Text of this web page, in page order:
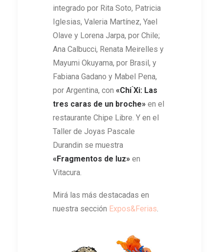
integrado por Rita Soto, Patricia
Iglesias, Valeria Martínez, Yael
Olave y Lorena Jarpa, por Chile;
Ana Calbucci, Renata Meirelles y
Mayumi Okuyama, por Brasil, y
Fabiana Gadano y Mabel Pena,
por Argentina, con «Chi ́Xi: Las
tres caras de un broche» en el
restaurante Chipe Libre. Y en el
Taller de Joyas Pascale
Durandin se muestra
«Fragmentos de luz» en
Vitacura.
Mirá las más destacadas en
nuestra sección Expos&Ferias.